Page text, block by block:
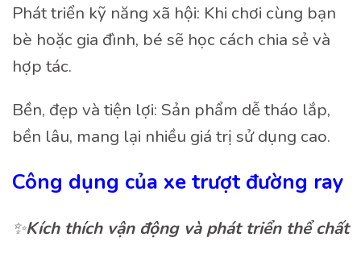
Phát triển kỹ năng xã hội: Khi chơi cùng bạn
bè hoặc gia đình, bé sẽ học cách chia sẻ và
hợp tác.
Bền, đẹp và tiện lợi: Sản phẩm dễ tháo lắp,
bền lâu, mang lại nhiều giá trị sử dụng cao.
Công dụng của xe trượt đường ray
✨Kích thích vận động và phát triển thể chất